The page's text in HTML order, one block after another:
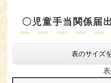
〇児童手当関係届
表のサイズ